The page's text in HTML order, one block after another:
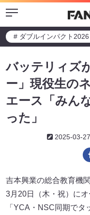
Menu
# ダブルインパクト2026
バッテリィズ
ー」現役生の
エース「みん
った」
2025-03-27
吉本興業の総合教育機
3月20日（木・祝）にオ
「YCA・NSC同期で